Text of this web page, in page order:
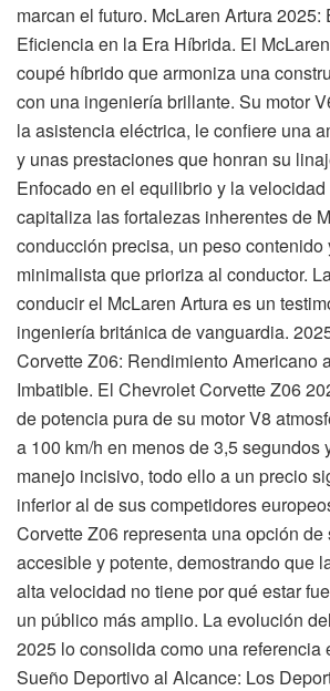
marcan el futuro. McLaren Artura 2025:
Eficiencia en la Era Híbrida. El
coupé híbrido que armoniza una
con una ingeniería brillante. Su motor
la asistencia eléctrica, le confiere una
y unas prestaciones que honran su
Enfocado en el equilibrio y la
capitaliza las fortalezas inherentes de
conducción precisa, un peso
minimalista que prioriza al conductor.
conducir el McLaren Artura es un
ingeniería británica de vanguardia.
Corvette Z06: Rendimiento Americano
Imbatible. El Chevrolet Corvette Z06
de potencia pura de su motor V8
a 100 km/h en menos de 3,5 segundos
manejo incisivo, todo ello a un precio
inferior al de sus competidores
Corvette Z06 representa una opción
accesible y potente, demostrando que
alta velocidad no tiene por qué estar
un público más amplio. La evolución
2025 lo consolida como una referencia
Sueño Deportivo al Alcance: Los